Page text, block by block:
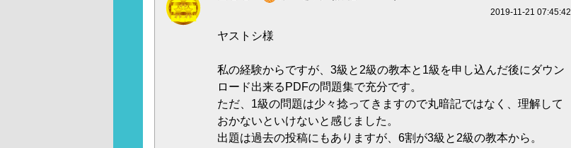
2019-11-21 07:45:42
ヤストシ様
私の経験からですが、3級と2級の教本と1級を申し込んだ後にダウン
ロード出来るPDFの問題集で充分です。
ただ、1級の問題は少々捻ってきますので丸暗記ではなく、理解して
おかないといけないと感じました。
出題は過去の投稿にもありますが、6割が3級と2級の教本から。